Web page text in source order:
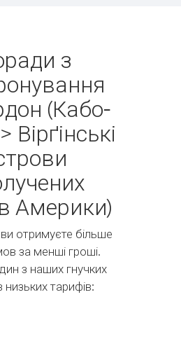
з
(Кабо-
Вірґінські
Америки)
отримуєте більше
за менші гроші.
з наших гнучких
низьких тарифів: